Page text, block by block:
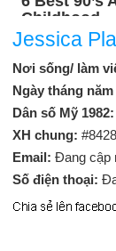
Jessica
Nơi sống/ làm
Ngày tháng
Dân số Mỹ 1982:
XH chung:
Email: Đang cập
Số điện thoại: